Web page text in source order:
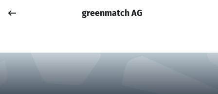
Anmelden
greenmatch AG